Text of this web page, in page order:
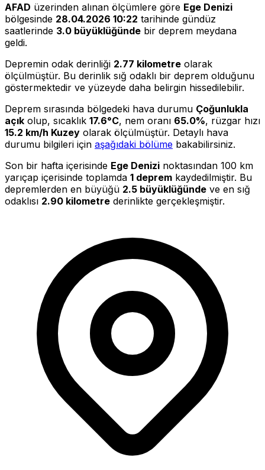
AFAD üzerinden alınan ölçümlere göre Ege Denizi
bölgesinde 28.04.2026 10:22 tarihinde gündüz
saatlerinde 3.0 büyüklüğünde bir deprem meydana
geldi.
Depremin odak derinliği 2.77 kilometre olarak
ölçülmüştür. Bu derinlik sığ odaklı bir deprem olduğunu
göstermektedir ve yüzeyde daha belirgin hissedilebilir.
Deprem sırasında bölgedeki hava durumu Çoğunlukla
açık olup, sıcaklık 17.6°C, nem oranı 65.0%, rüzgar hızı
15.2 km/h Kuzey olarak ölçülmüştür. Detaylı hava
durumu bilgileri için aşağıdaki bölüme bakabilirsiniz.
Son bir hafta içerisinde Ege Denizi noktasından 100 km
yarıçap içerisinde toplamda 1 deprem kaydedilmiştir. Bu
depremlerden en büyüğü 2.5 büyüklüğünde ve en sığ
odaklısı 2.90 kilometre derinlikte gerçekleşmiştir.